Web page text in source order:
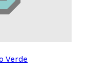
Verde